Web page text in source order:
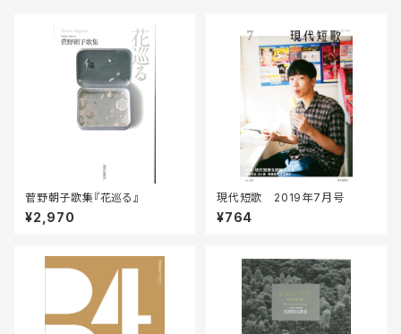
菅野朝子歌集『花巡る』
¥2,970
現代短歌 2019年7月号
¥764